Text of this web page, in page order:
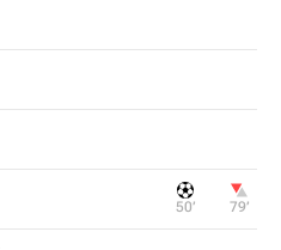
50‎’‎ 79‎’‎